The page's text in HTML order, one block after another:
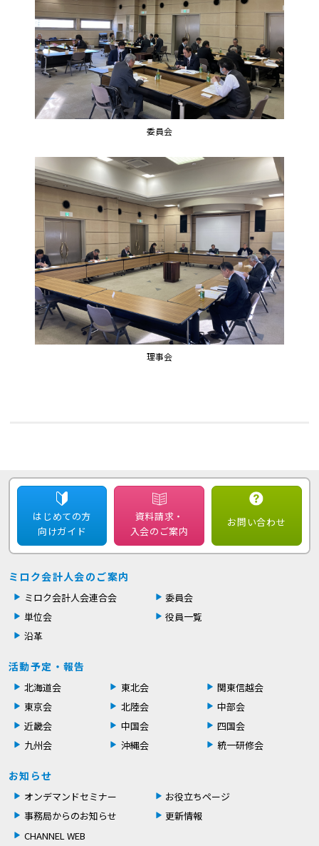
委員会
理事会
はじめての方
向けガイド
資料請求・
入会のご案内
お問い合わせ
ミロク会計人会のご案内
ミロク会計人会連合会
委員会
単位会
役員一覧
沿革
活動予定・報告
北海道会 東北会
関東信越会
東京会
北陸会
中部会
近畿会
中国会
四国会
九州会
沖縄会 統一研修会
お知らせ
オンデマンドセミナー
お役立ちページ
事務局からのお知らせ
更新情報
CHANNEL WEB